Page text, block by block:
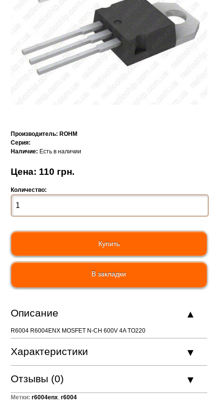
Производитель: ROHM
Серия:
Наличие: Есть в наличии
Цена: 110 грн.
Количество:
В закладки
Описание
R6004 R6004ENX MOSFET N-CH 600V 4A TO220
Характеристики
Отзывы (0)
Метки: r6004enx ,r6004